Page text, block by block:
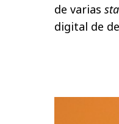
de varias
digital de